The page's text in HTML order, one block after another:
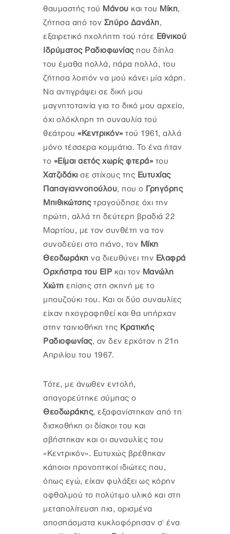
θαυμαστής τού Μάνου και του Μίκη,
ζήτησα από τον Σπύρο Δανάλη,
εξαιρετικό ηχολήπτη τού τότε Εθνικού
Ιδρύματος Ραδιοφωνίαςπου δίπλα
του έμαθα πολλά, πάρα πολλά, του
ζήτησα λοιπόν να μού κάνει μία χάρη.
Να αντιγράψει σε δική μου
μαγνητοταινία για το δικό μου αρχείο,
όχι ολόκληρη τη συναυλία τού
θεάτρου «Κεντρικόν» τού 1961, αλλά
μόνο τέσσερα κομμάτια. Το ένα ήταν
το «Είμαι αετός χωρίς φτερά» του
Χατζιδάκι σε στίχους της Ευτυχίας
Παπαγιαννοπούλου, που ο Γρηγόρης
Μπιθικώτσηςτραγούδησε όχι την
πρώτη, αλλά τη δεύτερη βραδιά 22
Μαρτίου, με τον συνθέτη να τον
συνοδεύει στο πιάνο, τον Μίκη
Θεοδωράκη να διευθύνει την Ελαφρά
Ορχήστρα του ΕΙΡ και τον Μανώλη
Χιώτη επίσης στη σκηνή με το
μπουζούκι του. Και οι δύο συναυλίες
είχαν ηχογραφηθεί και θα υπήρχαν
στην ταινιοθήκη της Κρατικής
Ραδιοφωνίας, αν δεν ερχόταν η 21η
Απριλίου του 1967.
Τότε, με άνωθεν εντολή,
απαγορεύτηκε σύμπας ο
Θεοδωράκης, εξαφανίστηκαν από τη
δισκοθήκη οι δίσκοι του και
σβήστηκαν και οι συναυλίες του
«Κεντρικόν». Ευτυχώς βρέθηκαν
κάποιοι προνοητικοί ιδιώτες που,
όπως εγώ, είχαν φυλάξει ως κόρην
οφθαλμού το πολύτιμο υλικό και στη
μεταπολίτευση πια, ορισμένα
αποσπάσματα κυκλοφόρησαν σ' ένα